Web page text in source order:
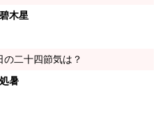
木星
二十四節気は？
処暑